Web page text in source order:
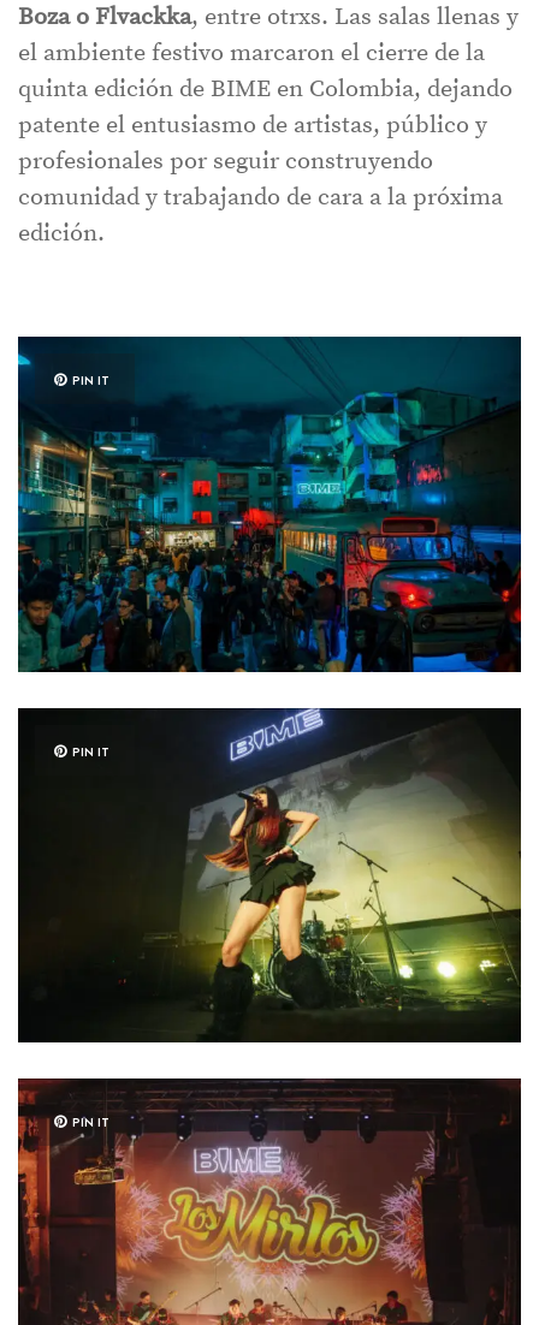
Boza o Flvackka, entre otrxs. Las salas llenas y
el ambiente festivo marcaron el cierre de la
quinta edición de BIME en Colombia, dejando
patente el entusiasmo de artistas, público y
profesionales por seguir construyendo
comunidad y trabajando de cara a la próxima
edición.
PIN IT
PIN IT
PIN IT